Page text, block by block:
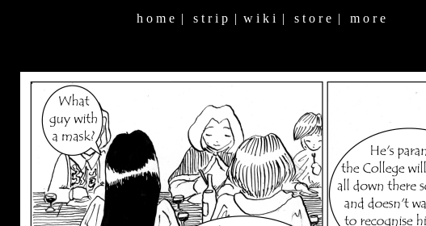
h o m e | s t r i p | w i k i | s t o r e | m o r e